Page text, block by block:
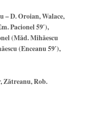
– D. Oroian, Walace,
Pacionel 59′),
(Măd. Mihăescu
(Enceanu 59′),
Zătreanu, Rob.